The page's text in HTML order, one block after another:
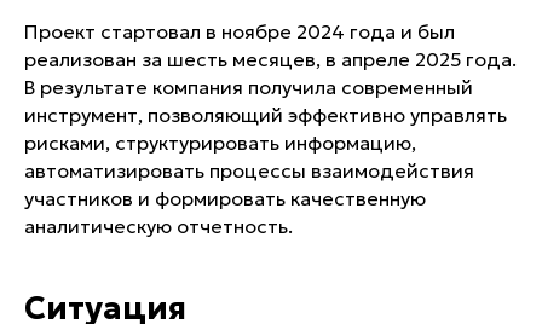
Проект стартовал в ноябре 2024 года и был
реализован за шесть месяцев, в апреле 2025 года.
В результате компания получила современный
инструмент, позволяющий эффективно управлять
рисками, структурировать информацию,
автоматизировать процессы взаимодействия
участников и формировать качественную
аналитическую отчетность.
Ситуация